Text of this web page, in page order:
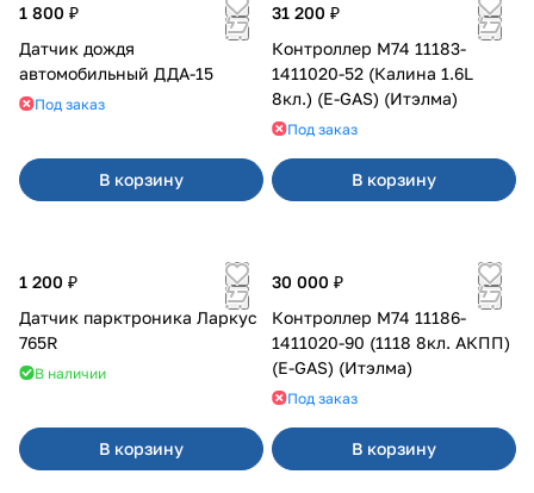
1 800 ₽
Датчик дождя
автомобильный ДДА-15
Под заказ
В корзину
31 200 ₽
Контроллер М74 11183-
1411020-52 (Калина 1.6L
8кл.) (E-GAS) (Итэлма)
Под заказ
В корзину
1 200 ₽
Датчик парктроника Ларкус
765R
В наличии
В корзину
30 000 ₽
Контроллер М74 11186-
1411020-90 (1118 8кл. АКПП)
(E-GAS) (Итэлма)
Под заказ
В корзину